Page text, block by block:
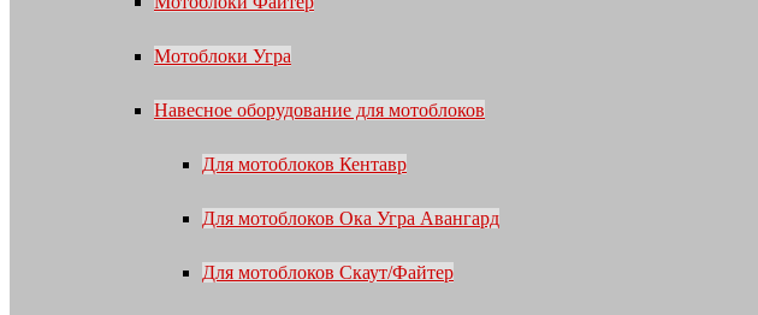
Мотоблоки Угра
Навесное оборудование для мотоблоков
Для мотоблоков Кентавр
Для мотоблоков Ока Угра Авангард
Для мотоблоков Скаут/Файтер